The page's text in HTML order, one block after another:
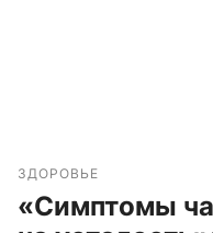
ЗДОРОВЬЕ
«Симптомы